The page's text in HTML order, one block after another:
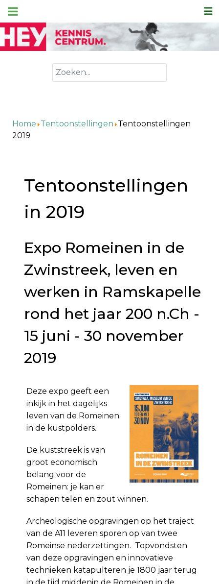
Zoeken
Home Tentoonstellingen Tentoonstellingen
2019
Tentoonstellingen
in 2019
Expo Romeinen in de
Zwinstreek, leven en
werken in Ramskapelle
rond het jaar 200 n.Ch -
15 juni - 30 november
2019
Deze expo geeft een
inkijk in het dagelijks
leven van de Romeinen
in de kustpolders.
De kuststreek is van
groot economisch
belang voor de
Romeinen: je kan er
schapen telen en zout winnen.
Archeologische opgravingen op het traject
van de A11 leveren sporen op van twee
Romeinse nederzettingen. Topvondsten
van deze opgravingen en innovatieve
technieken katapulteren je 1800 jaar terug